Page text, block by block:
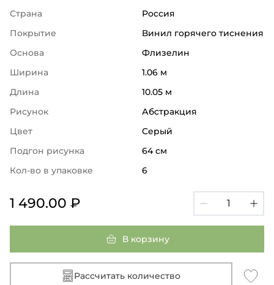
Страна
Россия
Покрытие
Винил горячего тиснения
Основа
Флизелин
Ширина
1.06 м
Длина
10.05 м
Рисунок
Абстракция
Цвет
Серый
Подгон рисунка
64 см
Кол-во в упаковке
6
1 490.00 ₽
В корзину
Рассчитать количество